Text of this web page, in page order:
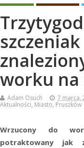
szczeniak
worku na
Adam Osuch 7 marca,
Aktualności, Miasto, Pruszków
Wrzucony do
potraktowany jak